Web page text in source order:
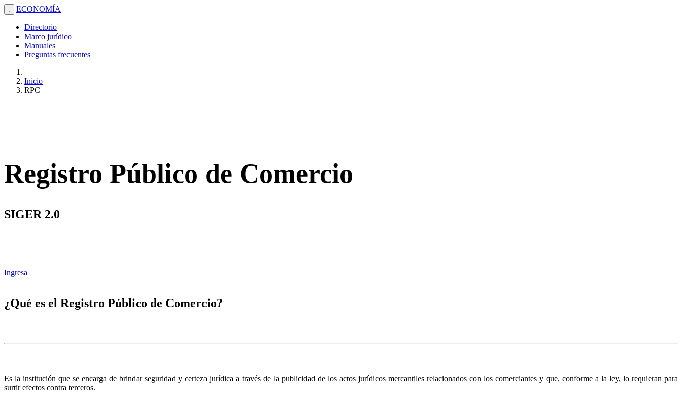
. ECONOMÍA
Directorio
Marco jurídico
Manuales
Preguntas frecuentes
Inicio
RPC
Registro Público de Comercio
SIGER 2.0
Ingresa
¿Qué es el Registro Público de Comercio?
Es la institución que se encarga de brindar seguridad y certeza jurídica a través de la publicidad de los actos jurídicos mercantiles relacionados con los comerciantes y que, conforme a la ley, lo requieran para
surtir efectos contra terceros.